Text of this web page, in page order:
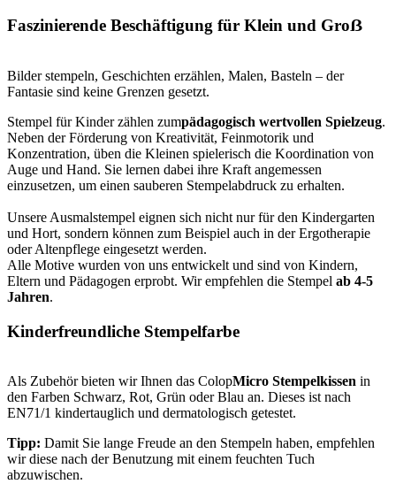
Faszinierende Beschäftigung für Klein und Groẞ
Bilder stempeln, Geschichten erzählen, Malen, Basteln – der
Fantasie sind keine Grenzen gesetzt.
Stempel für Kinder zählen zumpädagogisch wertvollen Spielzeug.
Neben der Förderung von Kreativität, Feinmotorik und
Konzentration, üben die Kleinen spielerisch die Koordination von
Auge und Hand. Sie lernen dabei ihre Kraft angemessen
einzusetzen, um einen sauberen Stempelabdruck zu erhalten.
Unsere Ausmalstempel eignen sich nicht nur für den Kindergarten
und Hort, sondern können zum Beispiel auch in der Ergotherapie
oder Altenpflege eingesetzt werden.
Alle Motive wurden von uns entwickelt und sind von Kindern,
Eltern und Pädagogen erprobt. Wir empfehlen die Stempel ab 4-5
Jahren.
Kinderfreundliche Stempelfarbe
Als Zubehör bieten wir Ihnen das ColopMicro Stempelkissen in
den Farben Schwarz, Rot, Grün oder Blau an. Dieses ist nach
EN71/1 kindertauglich und dermatologisch getestet.
Tipp: Damit Sie lange Freude an den Stempeln haben, empfehlen
wir diese nach der Benutzung mit einem feuchten Tuch
abzuwischen.